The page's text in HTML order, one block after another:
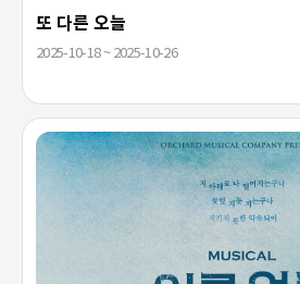
또 다른 오늘
2025-10-18 ~ 2025-10-26